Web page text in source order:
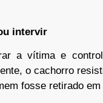
intervir
a vítima e
o cachorro
fosse retirado